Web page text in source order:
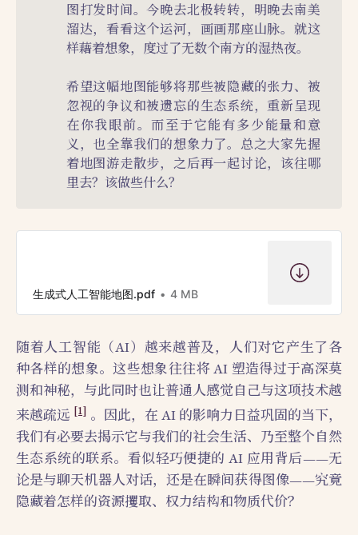
图打发时间。今晚去北极转转，明晚去南美
溜达，看看这个运河，画画那座山脉。就这
样藉着想象，度过了无数个南方的湿热夜。
希望这幅地图能够将那些被隐藏的张力、被
忽视的争议和被遗忘的生态系统，重新呈现
在你我眼前。而至于它能有多少能量和意
义，也全靠我们的想象力了。总之大家先握
着地图游走散步，之后再一起讨论，该往哪
里去？该做些什么？
生成式人工智能地图.pdf 4 MB
随着人工智能（AI）越来越普及，人们对它产生了各
种各样的想象。这些想象往往将 AI 塑造得过于高深莫
测和神秘，与此同时也让普通人感觉自己与这项技术越
来越疏远 [1] 。因此，在 AI 的影响力日益巩固的当下，
我们有必要去揭示它与我们的社会生活、乃至整个自然
生态系统的联系。看似轻巧便捷的 AI 应用背后——无
论是与聊天机器人对话，还是在瞬间获得图像——究竟
隐藏着怎样的资源攫取、权力结构和物质代价？